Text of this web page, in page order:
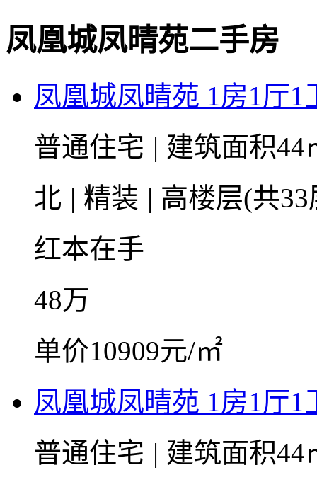
凤凰城凤晴苑二手房
凤凰城凤晴苑 1房1厅1
普通住宅 | 建筑面积
北 | 精装 | 高楼层(共
红本在手
48万
单价10909元/㎡
凤凰城凤晴苑 1房1厅1
普通住宅 | 建筑面积